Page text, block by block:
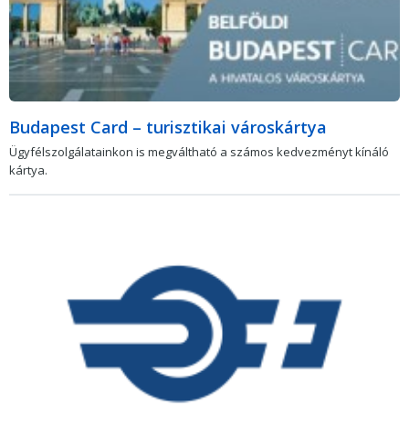
Budapest Card – turisztikai városkártya
Ügyfélszolgálatainkon is megváltható a számos kedvezményt kínáló
kártya.